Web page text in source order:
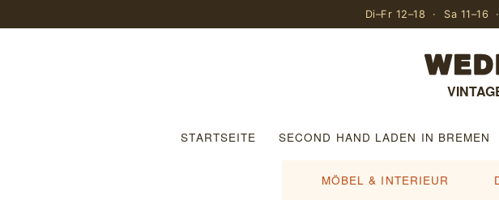
Di–Fr 12–18 · Sa
STARTSEITE SECOND HAND LADEN IN BREMEN
MÖBEL & INTERIEUR